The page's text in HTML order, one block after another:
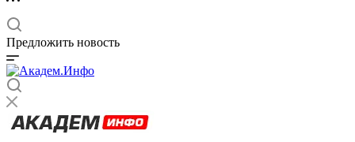
Предложить новость